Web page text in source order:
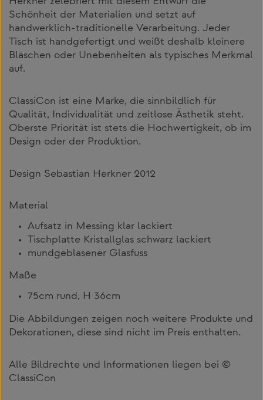
Schönheit der Materialien und setzt auf
handwerklich-traditionelle Verarbeitung. Jeder
Tisch ist handgefertigt und weißt deshalb kleinere
Bläschen oder Unebenheiten als typisches Merkmal
auf.
ClassiCon ist eine Marke, die sinnbildlich für
Qualität, Individualität und zeitlose Ästhetik steht.
Oberste Priorität ist stets die Hochwertigkeit, ob im
Design oder der Produktion.
Design Sebastian Herkner 2012
Material
Aufsatz in Messing klar lackiert
Tischplatte Kristallglas schwarz lackiert
mundgeblasener Glasfuss
Maße
75cm rund, H 36cm
Die Abbildungen zeigen noch weitere Produkte und
Dekorationen, diese sind nicht im Preis enthalten.
Alle Bildrechte und Informationen liegen bei ©
ClassiCon